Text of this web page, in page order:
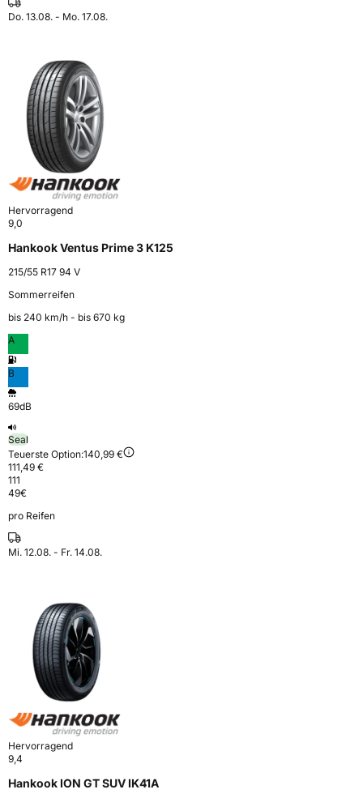
Do. 13.08. - Mo. 17.08.
Hervorragend
9,0
Hankook Ventus Prime 3 K125
215/55 R17 94 V
Sommerreifen
bis 240 km⁠/⁠h - bis 670 kg
A
B
69dB
Seal
Teuerste Option:140,99 €
111,49 €
111
49€
pro Reifen
Mi. 12.08. - Fr. 14.08.
Hervorragend
9,4
Hankook ION GT SUV IK41A